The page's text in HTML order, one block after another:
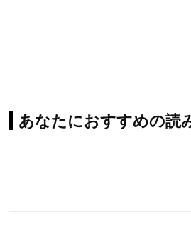
あなたにおすすめの読